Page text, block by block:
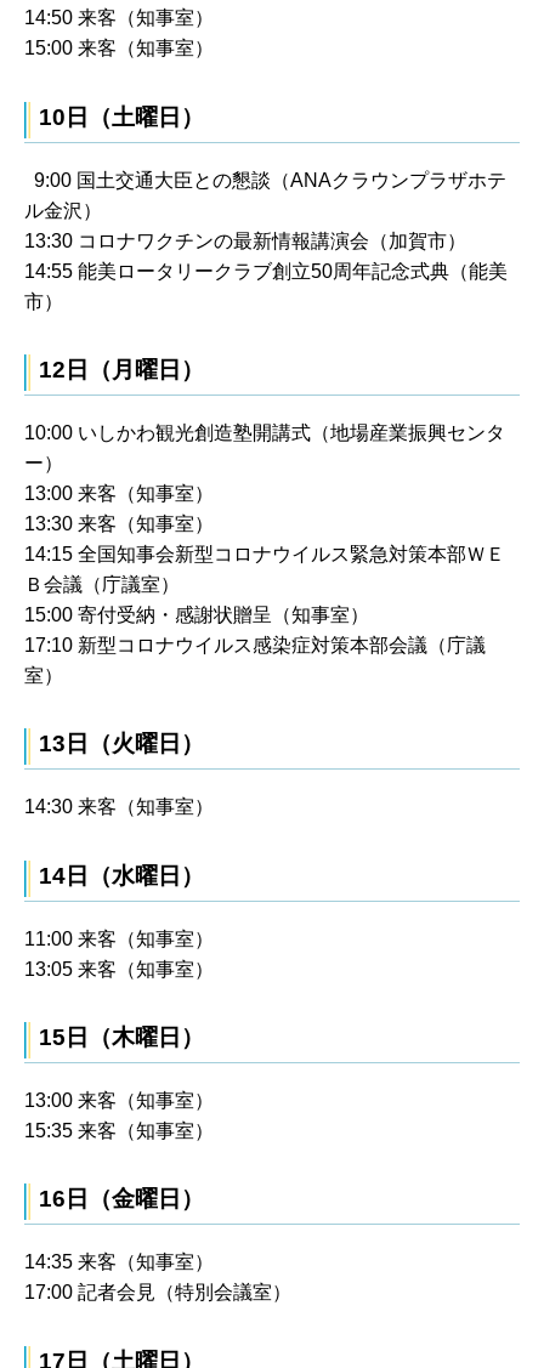
14:50 来客（知事室）
15:00 来客（知事室）
10日（土曜日）
9:00 国土交通大臣との懇談（ANAクラウンプラザホテ
ル金沢）
13:30 コロナワクチンの最新情報講演会（加賀市）
14:55 能美ロータリークラブ創立50周年記念式典（能美
市）
12日（月曜日）
10:00 いしかわ観光創造塾開講式（地場産業振興センタ
ー）
13:00 来客（知事室）
13:30 来客（知事室）
14:15 全国知事会新型コロナウイルス緊急対策本部ＷＥ
Ｂ会議（庁議室）
15:00 寄付受納・感謝状贈呈（知事室）
17:10 新型コロナウイルス感染症対策本部会議（庁議
室）
13日（火曜日）
14:30 来客（知事室）
14日（水曜日）
11:00 来客（知事室）
13:05 来客（知事室）
15日（木曜日）
13:00 来客（知事室）
15:35 来客（知事室）
16日（金曜日）
14:35 来客（知事室）
17:00 記者会見（特別会議室）
17日（土曜日）